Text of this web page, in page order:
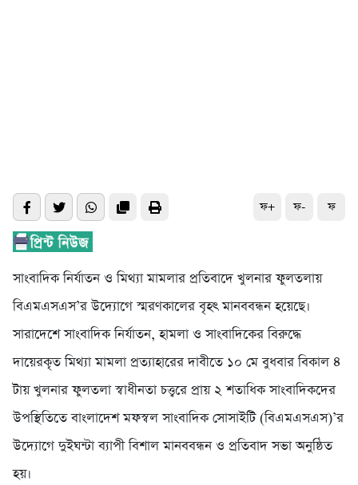
ফ+ ফ- ফ
সাংবাদিক নির্যাতন ও মিথ্যা মামলার প্রতিবাদে খুলনার ফুলতলায়
বিএমএসএস’র উদ্যোগে স্মরণকালের বৃহৎ মানববন্ধন হয়েছে।
সারাদেশে সাংবাদিক নির্যাতন, হামলা ও সাংবাদিকের বিরুদ্ধে
দায়েরকৃত মিথ্যা মামলা প্রত্যাহারের দাবীতে ১০ মে বুধবার বিকাল ৪
টায় খুলনার ফুলতলা স্বাধীনতা চত্ত্বরে প্রায় ২ শতাধিক সাংবাদিকদের
উপস্থিতিতে বাংলাদেশ মফস্বল সাংবাদিক সোসাইটি (বিএমএসএস)’র
উদ্যোগে দুইঘন্টা ব্যাপী বিশাল মানববন্ধন ও প্রতিবাদ সভা অনুষ্ঠিত
হয়।